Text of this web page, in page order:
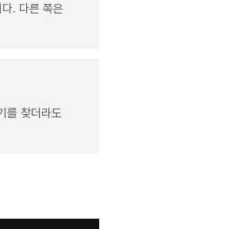
. 다른 쪽은
를 찾더라도